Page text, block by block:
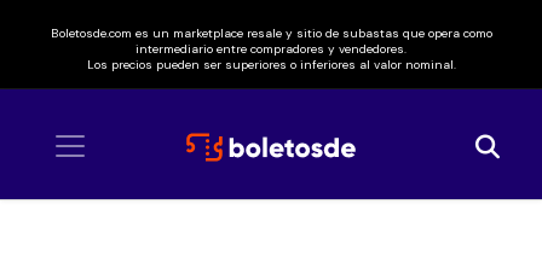
Boletosde.com es un marketplace resale y sitio de subastas que opera como
intermediario entre compradores y vendedores.
Los precios pueden ser superiores o inferiores al valor nominal.